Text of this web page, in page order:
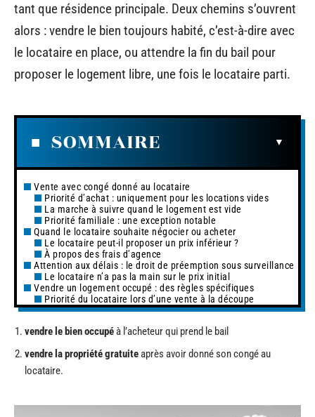
tant que résidence principale. Deux chemins s’ouvrent
alors : vendre le bien toujours habité, c’est-à-dire avec
le locataire en place, ou attendre la fin du bail pour
proposer le logement libre, une fois le locataire parti.
SOMMAIRE
Vente avec congé donné au locataire
Priorité d’achat : uniquement pour les locations vides
La marche à suivre quand le logement est vide
Priorité familiale : une exception notable
Quand le locataire souhaite négocier ou acheter
Le locataire peut-il proposer un prix inférieur ?
À propos des frais d’agence
Attention aux délais : le droit de préemption sous surveillance
Le locataire n’a pas la main sur le prix initial
Vendre un logement occupé : des règles spécifiques
Priorité du locataire lors d’une vente à la découpe
vendre le bien occupéà l’acheteur qui prend le bail
vendre la propriété gratuiteaprès avoir donné son congé au
locataire.